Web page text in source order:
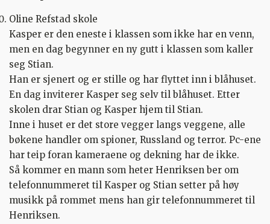
Oline Refstad skole
Kasper er den eneste i klassen som ikke har en venn,
men en dag begynner en ny gutt i klassen som kaller
seg Stian.
Han er sjenert og er stille og har flyttet inn i blåhuset.
En dag inviterer Kasper seg selv til blåhuset. Etter
skolen drar Stian og Kasper hjem til Stian.
Inne i huset er det store vegger langs veggene, alle
bøkene handler om spioner, Russland og terror. Pc-ene
har teip foran kameraene og dekning har de ikke.
Så kommer en mann som heter Henriksen ber om
telefonnummeret til Kasper og Stian setter på høy
musikk på rommet mens han gir telefonnummeret til
Henriksen.